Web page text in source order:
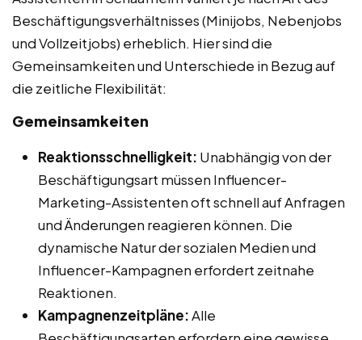
Beschäftigungsverhältnisses (Minijobs, Nebenjobs
und Vollzeitjobs) erheblich. Hier sind die
Gemeinsamkeiten und Unterschiede in Bezug auf
die zeitliche Flexibilität:
Gemeinsamkeiten
Reaktionsschnelligkeit: Unabhängig von der
Beschäftigungsart müssen Influencer-
Marketing-Assistenten oft schnell auf Anfragen
und Änderungen reagieren können. Die
dynamische Natur der sozialen Medien und
Influencer-Kampagnen erfordert zeitnahe
Reaktionen.
Kampagnenzeitpläne:Alle